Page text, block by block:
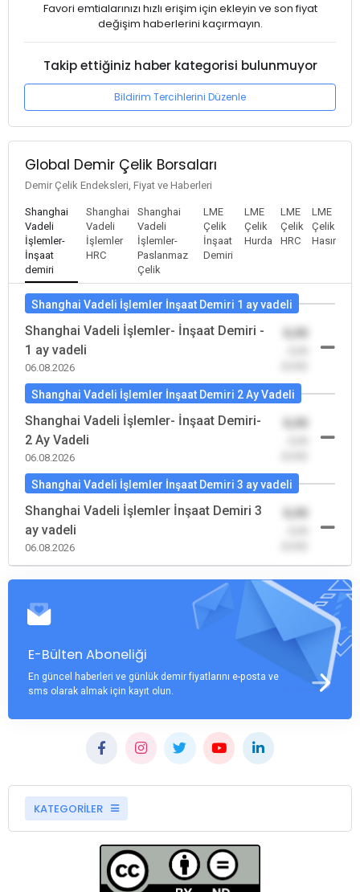
Favori emtialarınızı hızlı erişim için ekleyin ve son fiyat
değişim haberlerini kaçırmayın.
Takip ettiğiniz haber kategorisi bulunmuyor
Bildirim Tercihlerini Düzenle
Global Demir Çelik Borsaları
Demir Çelik Endeksleri, Fiyat ve Haberleri
Shanghai
Vadeli
İşlemler-
İnşaat
demiri
Shanghai
Vadeli
İşlemler
HRC
Shanghai
Vadeli
İşlemler-
Paslanmaz
Çelik
LME
Çelik
İnşaat
Demiri
LME
Çelik
Hurda
LME
Çelik
HRC
LME
Çelik
Hasır
Shanghai Vadeli İşlemler İnşaat Demiri 1 ay vadeli
Shanghai Vadeli İşlemler- İnşaat Demiri -
1 ay vadeli
06.08.2026
0,00
Shanghai Vadeli İşlemler İnşaat Demiri 2 Ay Vadeli
Shanghai Vadeli İşlemler- İnşaat Demiri-
2 Ay Vadeli
06.08.2026
0,00
Shanghai Vadeli İşlemler İnşaat Demiri 3 ay vadeli
Shanghai Vadeli İşlemler İnşaat Demiri 3
ay vadeli
06.08.2026
0,00
E-Bülten Aboneliği
En güncel haberleri ve günlük demir fiyatlarını e-posta ve
sms olarak almak için kayıt olun.
KATEGORİLER